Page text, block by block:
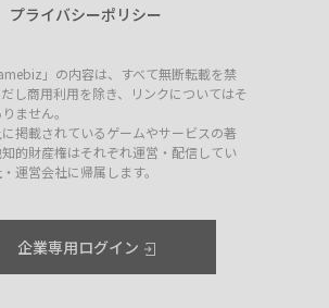
プライバシーポリシー
」の内容は、すべて無断転載を禁
し商用利用を除き、リンクについてはそ
ません。
掲載されているゲームやサービスの著
的財産権はそれぞれ運営・配信してい
運営会社に帰属します。
企業専用ログイン